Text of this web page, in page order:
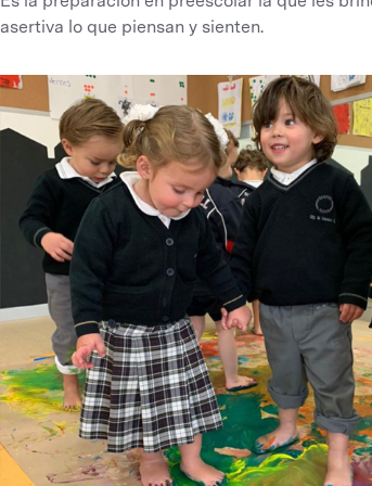
asertiva lo que piensan y sienten.